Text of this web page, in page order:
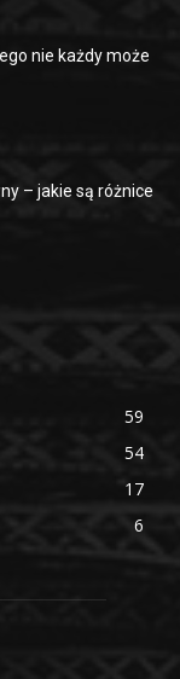
nie każdy może
– jakie są różnice
59
54
17
6